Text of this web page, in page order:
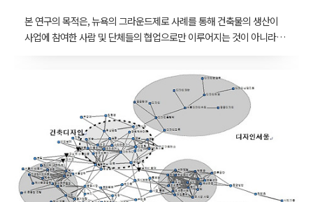
본 연구의 목적은, 뉴욕의 그라운드제로 사례를 통해 건축물의 생산이
사업에 참여한 사람 및 단체들의 협업으로만 이루어지는 것이 아니라
의 특성을 드러내는 것이다. 이에 따라 우선 10여 년간 발생한 사건들
중 주요한 주제들을 뽑아내고 각각 관련된 주체와 상황적 조건들을 재
구성하여 어떠한 사회적 상호작용에 의하여 사건의 추이가 진행되었는
지 기술하였다. 4장에서는 3장의 사례분석을 ANT의 관점에서 일반화
하면서 최종적으로 비-인간 요소를 행위자의 범주에 포함시키는 새로
운 사회관계망의 상호작용 모델을 제안하였다. 10년에 걸친 그라운드
제로의 생산과정에서, 시민들의 공적 합의, 발..